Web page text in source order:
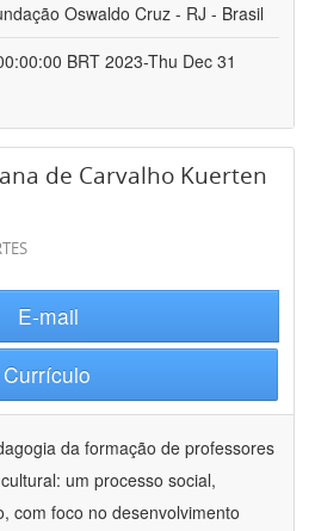
Oswaldo Cruz - RJ - Brasil
BRT 2023-Thu Dec 31
de Carvalho Kuerten
E-mail
Currículo
da formação de professores
um processo social,
com foco no desenvolvimento